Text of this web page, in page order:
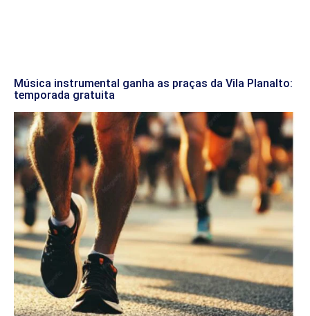
Música instrumental ganha as praças da Vila Planalto:
temporada gratuita